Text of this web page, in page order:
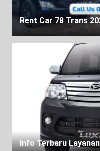
Rent Car 78 Trans
Info Terbaru